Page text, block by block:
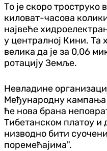
То је скоро
киловат-часова
највеће
у централној Кини. Та
велика да је за 0,06
ротацију Земље.
Невладине
Међународну кампања
ће нова брана
Тибетанском платоу
низводно бити
поремећајима".